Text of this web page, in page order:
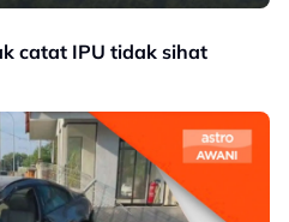
catat IPU tidak sihat